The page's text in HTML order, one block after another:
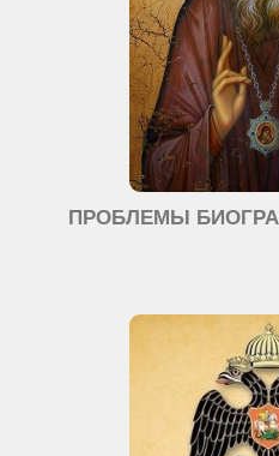
ПРОБЛЕМЫ